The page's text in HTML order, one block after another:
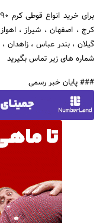
کرج ، اصفهان ، شیراز ،
گیلان ، بندر عباس ، زاهدان ،
شماره های زیر تماس بگیرید
### پایان خبر رسمی